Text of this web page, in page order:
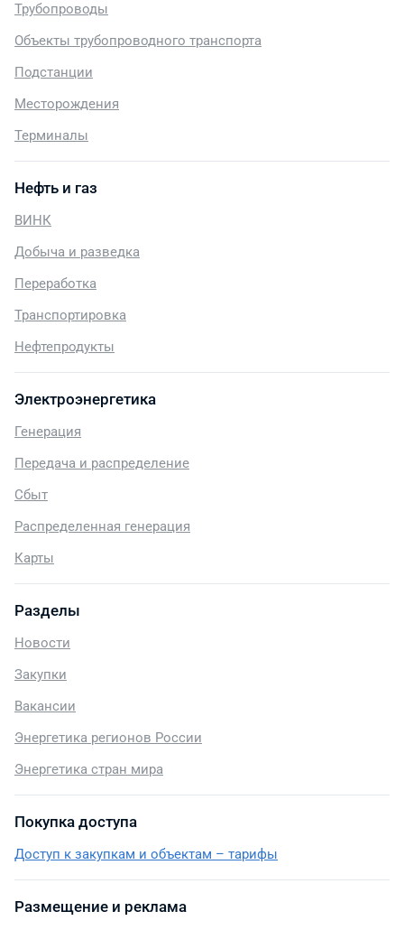
Трубопроводы
Объекты трубопроводного транспорта
Подстанции
Месторождения
Терминалы
Нефть и газ
ВИНК
Добыча и разведка
Переработка
Транспортировка
Нефтепродукты
Электроэнергетика
Генерация
Передача и распределение
Сбыт
Распределенная генерация
Карты
Разделы
Новости
Закупки
Вакансии
Энергетика регионов России
Энергетика стран мира
Покупка доступа
Доступ к закупкам и объектам – тарифы
Размещение и реклама